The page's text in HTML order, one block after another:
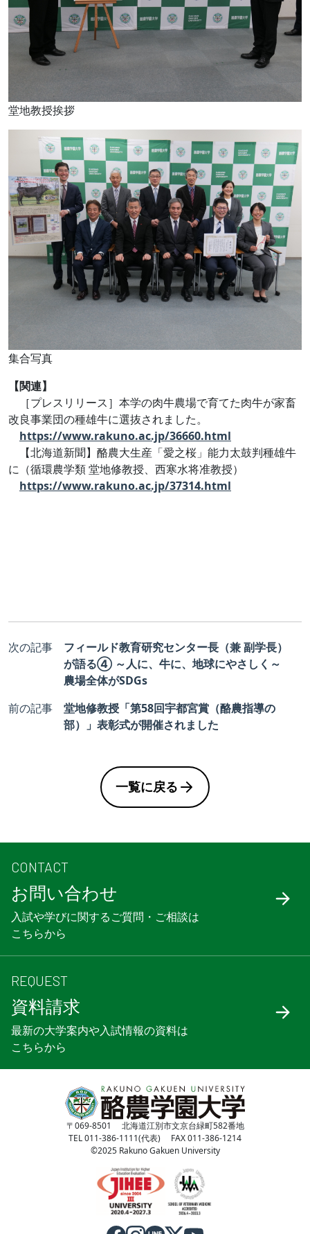
堂地教授挨拶
集合写真
【関連】
［プレスリリース］本学の肉牛農場で育てた肉牛が家畜
改良事業団の種雄牛に選抜されました。
https://www.rakuno.ac.jp/36660.html
【北海道新聞】酪農大生産「愛之桜」能力太鼓判種雄牛
に（循環農学類 堂地修教授、西寒水将准教授）
https://www.rakuno.ac.jp/37314.html
次の記事
フィールド教育研究センター長（兼 副学長）
が語る④ ～人に、牛に、地球にやさしく～
農場全体がSDGs
前の記事
堂地修教授「第58回宇都宮賞（酪農指導の
部）」表彰式が開催されました
一覧に戻る
CONTACT
お問い合わせ
入試や学びに関するご質問・ご相談は
こちらから
REQUEST
資料請求
最新の大学案内や入試情報の資料は
こちらから
〒069-8501 北海道江別市文京台緑町582番地
TEL 011-386-1111(代表) FAX 011-386-1214
©2025 Rakuno Gakuen University